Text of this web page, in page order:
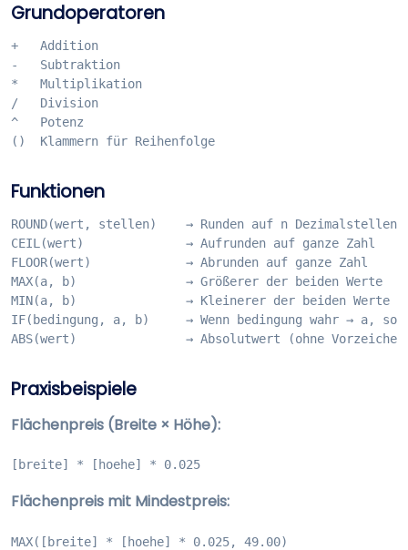
Grundoperatoren
+   Addition
-   Subtraktion
*   Multiplikation
/   Division
^   Potenz
()  Klammern für Reihenfolge
Funktionen
ROUND(wert, stellen)    → Runden auf n Dezimalstellen
CEIL(wert)              → Aufrunden auf ganze Zahl
FLOOR(wert)             → Abrunden auf ganze Zahl
MAX(a, b)               → Größerer der beiden Werte
MIN(a, b)               → Kleinerer der beiden Werte
IF(bedingung, a, b)     → Wenn bedingung wahr → a,
ABS(wert)               → Absolutwert (ohne
Praxisbeispiele
Flächenpreis (Breite × Höhe):
[breite] * [hoehe] * 0.025
Flächenpreis mit Mindestpreis:
MAX([breite] * [hoehe] * 0.025, 49.00)